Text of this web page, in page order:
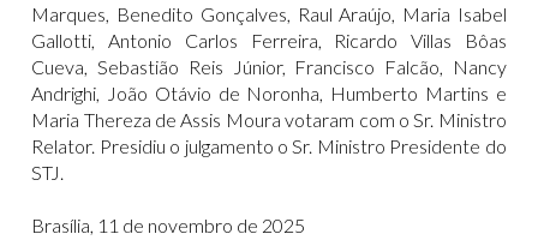
Marques, Benedito Gonçalves, Raul Araújo, Maria Isabel
Gallotti, Antonio Carlos Ferreira, Ricardo Villas Bôas
Cueva, Sebastião Reis Júnior, Francisco Falcão, Nancy
Andrighi, João Otávio de Noronha, Humberto Martins e
Maria Thereza de Assis Moura votaram com o Sr. Ministro
Relator. Presidiu o julgamento o Sr. Ministro Presidente do
STJ.
Brasília, 11 de novembro de 2025